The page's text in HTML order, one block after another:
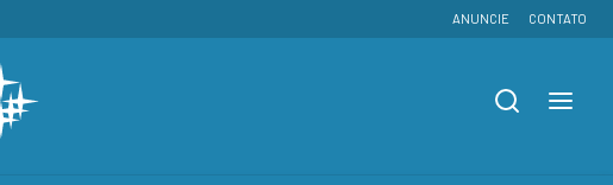
ANUNCIE CONTATO